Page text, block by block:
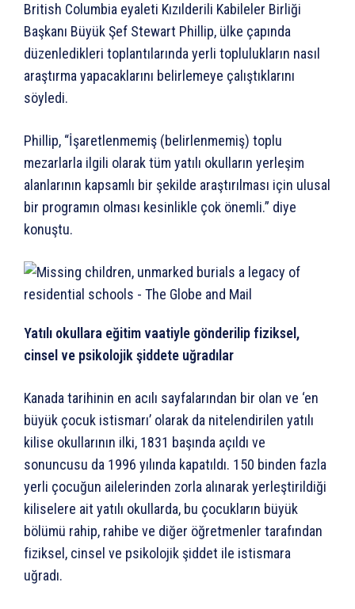
British Columbia eyaleti Kızılderili Kabileler Birliği
Başkanı Büyük Şef Stewart Phillip, ülke çapında
düzenledikleri toplantılarında yerli toplulukların nasıl
araştırma yapacaklarını belirlemeye çalıştıklarını
söyledi.
Phillip, “İşaretlenmemiş (belirlenmemiş) toplu
mezarlarla ilgili olarak tüm yatılı okulların yerleşim
alanlarının kapsamlı bir şekilde araştırılması için ulusal
bir programın olması kesinlikle çok önemli.” diye
konuştu.
Yatılı okullara eğitim vaatiyle gönderilip fiziksel,
cinsel ve psikolojik şiddete uğradılar
Kanada tarihinin en acılı sayfalarından bir olan ve ‘en
büyük çocuk istismarı’ olarak da nitelendirilen yatılı
kilise okullarının ilki, 1831 başında açıldı ve
sonuncusu da 1996 yılında kapatıldı. 150 binden fazla
yerli çocuğun ailelerinden zorla alınarak yerleştirildiği
kiliselere ait yatılı okullarda, bu çocukların büyük
bölümü rahip, rahibe ve diğer öğretmenler tarafından
fiziksel, cinsel ve psikolojik şiddet ile istismara
uğradı.